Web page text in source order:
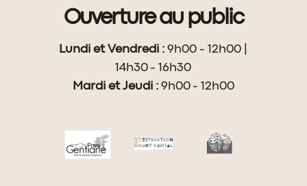
Ouverture au public
Lundi et Vendredi :9h00 - 12h00 |
14h30 - 16h30
Mardi et Jeudi : 9h00 - 12h00